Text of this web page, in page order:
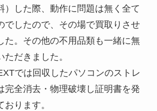
）した際、動作に問題は無く全て
でしたので、その場で買取りさせ
た。その他の不用品類も一緒に無
だきました。
では回収したパソコンのストレ
完全消去・物理破壊し証明書を発
ります。